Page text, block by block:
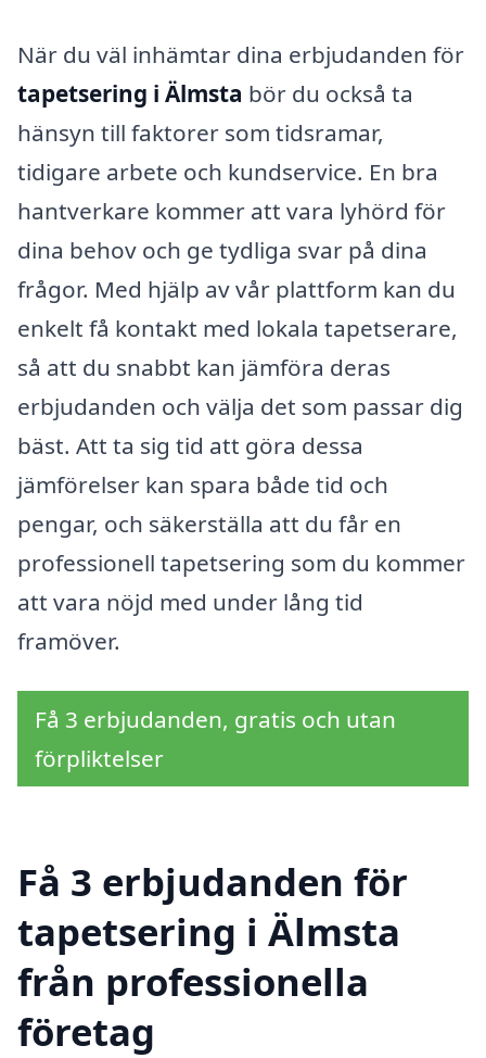
När du väl inhämtar dina erbjudanden för
tapetsering i Älmsta bör du också ta
hänsyn till faktorer som tidsramar,
tidigare arbete och kundservice. En bra
hantverkare kommer att vara lyhörd för
dina behov och ge tydliga svar på dina
frågor. Med hjälp av vår plattform kan du
enkelt få kontakt med lokala tapetserare,
så att du snabbt kan jämföra deras
erbjudanden och välja det som passar dig
bäst. Att ta sig tid att göra dessa
jämförelser kan spara både tid och
pengar, och säkerställa att du får en
professionell tapetsering som du kommer
att vara nöjd med under lång tid
framöver.
Få 3 erbjudanden, gratis och utan
förpliktelser
Få 3 erbjudanden för
tapetsering i Älmsta
från professionella
företag